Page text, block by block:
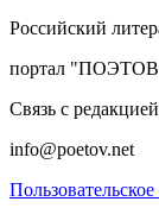
Российский
портал
Связь с редакцией
info@poetov.net